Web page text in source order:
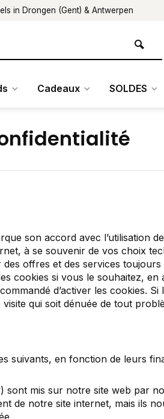
in Drongen (Gent) & Antwerpen
Cadeaux SOLDES
son accord avec l’utilisation
à se souvenir de vos choix
offres et des services
cookies si vous le souhaitez,
d’activer les cookies.
qui soit dénuée de tout
suivants, en fonction de leurs
) sont mis sur notre site web par
de notre site internet, mais ils